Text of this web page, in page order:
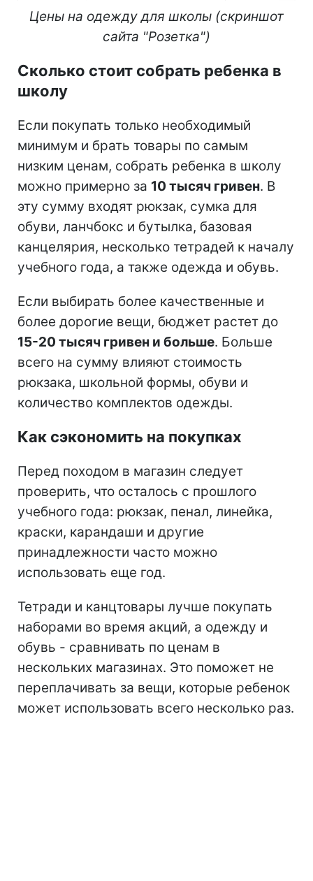
Цены на одежду для школы (скриншот
сайта "Розетка")
Сколько стоит собрать ребенка в
школу
Если покупать только необходимый
минимум и брать товары по самым
низким ценам, собрать ребенка в школу
можно примерно за 10 тысяч гривен. В
эту сумму входят рюкзак, сумка для
обуви, ланчбокс и бутылка, базовая
канцелярия, несколько тетрадей к началу
учебного года, а также одежда и обувь.
Если выбирать более качественные и
более дорогие вещи, бюджет растет до
15-20 тысяч гривен и больше. Больше
всего на сумму влияют стоимость
рюкзака, школьной формы, обуви и
количество комплектов одежды.
Как сэкономить на покупках
Перед походом в магазин следует
проверить, что осталось с прошлого
учебного года: рюкзак, пенал, линейка,
краски, карандаши и другие
принадлежности часто можно
использовать еще год.
Тетради и канцтовары лучше покупать
наборами во время акций, а одежду и
обувь - сравнивать по ценам в
нескольких магазинах. Это поможет не
переплачивать за вещи, которые ребенок
может использовать всего несколько раз.